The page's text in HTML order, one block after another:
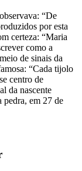
“De
por esta
certeza: “Maria
como a
de sinais da
“Cada tijolo
centro de
da nascente
pedra, em 27 de